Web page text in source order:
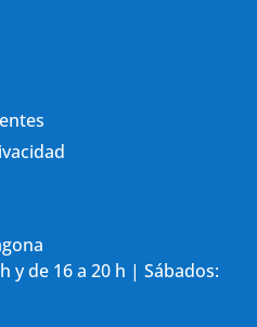
y de 16 a 20 h | Sábados: